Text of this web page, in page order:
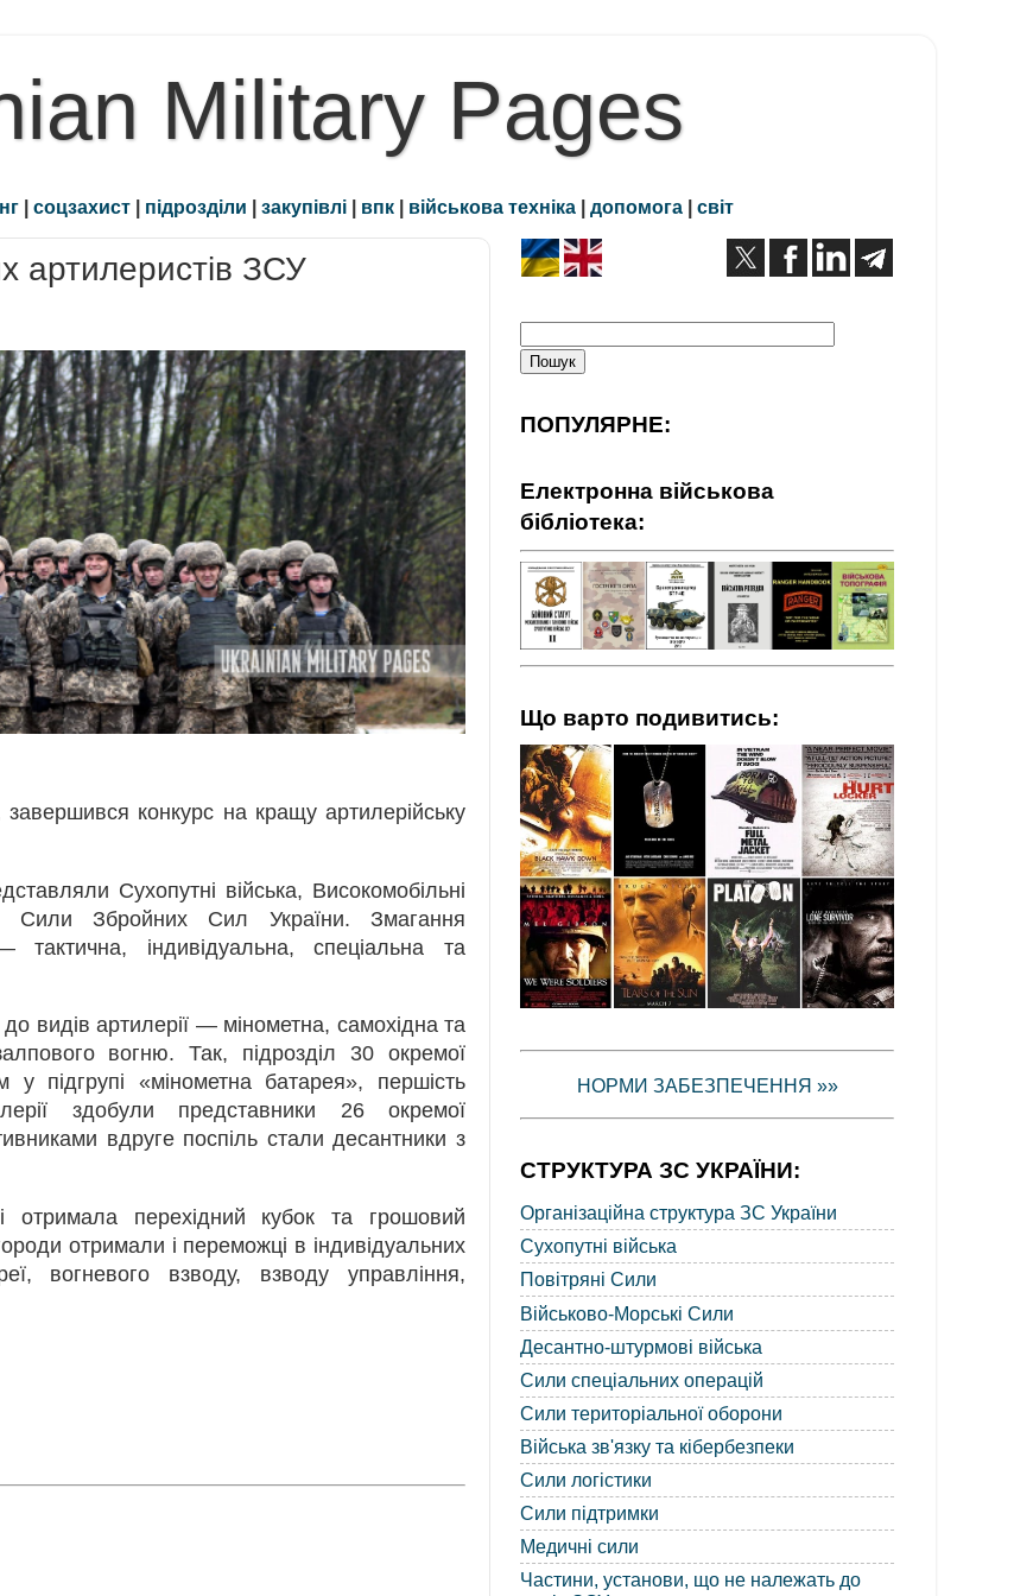
Military Pages
| соцзахист | підрозділи | закупівлі | впк | військова техніка | допомога | світ
артилеристів ЗСУ
конкурс на кращу артилерійську
Сухопутні війська, Високомобільні
Сили Збройних Сил України. Змагання
індивідуальна, спеціальна та
видів артилерії — мінометна, самохідна та
вогню. Так, підрозділ 30 окремої
підгрупі «мінометна батарея», першість
здобули представники 26 окремої
вдруге поспіль стали десантники з
отримала перехідний кубок та грошовий
отримали і переможці в індивідуальних
вогневого взводу, взводу управління,
ПОПУЛЯРНЕ:
Електронна військова
бібліотека:
Що варто подивитись:
НОРМИ ЗАБЕЗПЕЧЕННЯ »»
СТРУКТУРА ЗС УКРАЇНИ:
Організаційна структура ЗС України
Сухопутні війська
Повітряні Сили
Військово-Морські Сили
Десантно-штурмові війська
Сили спеціальних операцій
Сили територіальної оборони
Війська зв'язку та кібербезпеки
Сили логістики
Сили підтримки
Медичні сили
Частини, установи, що не належать до